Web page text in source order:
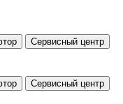
Сервисный центр
Сервисный центр